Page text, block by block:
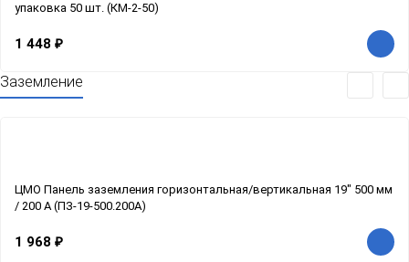
упаковка 50 шт. (КМ-2-50)
1 448 ₽
Заземление
ЦМО Панель заземления горизонтальная/вертикальная 19" 500 мм
/ 200 А (ПЗ-19-500.200А)
1 968 ₽